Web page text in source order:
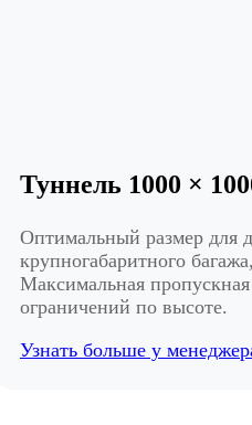
Туннель 1000 ×
Оптимальный размер для
крупногабаритного
Максимальная пропускная
ограничений по высоте.
Узнать больше у